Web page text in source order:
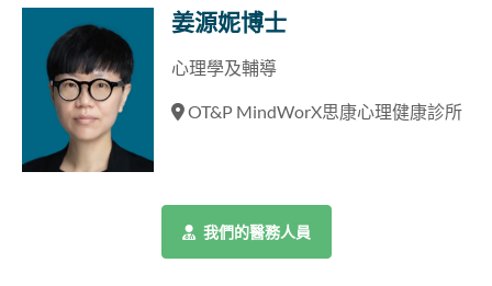
姜源妮博士
心理學及輔導
OT&P MindWorX思康心理健康診所
我們的醫務人員